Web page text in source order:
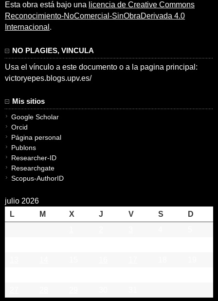
Esta obra está bajo una licencia de Creative Commons
Reconocimiento-NoComercial-SinObraDerivada 4.0
Internacional .
NO PLAGIES, VINCULA
Usa el vínculo a este documento o a la pagina principal:
victoryepes.blogs.upv.es/
Mis sitios
Google Scholar
Orcid
Página personal
Publons
Researcher-ID
Researchgate
Scopus-AuthorID
julio 2026
L
M X J V S
D